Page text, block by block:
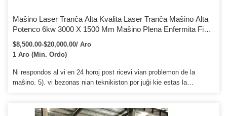
Maŝino Laser Tranĉa Alta Kvalita Laser Tranĉa Maŝino Alta
Potenco 6kw 3000 X 1500 Mm Maŝino Plena Enfermita Fibra
Laser Tranĉa Maŝino
$8,500.00-$20,000.00/ Aro
1 Aro (Min. Ordo)
Ni respondos al vi en 24 horoj post ricevi vian problemon de la
maŝino. 5). vi bezonas nian teknikiston por juĝi kie estas la